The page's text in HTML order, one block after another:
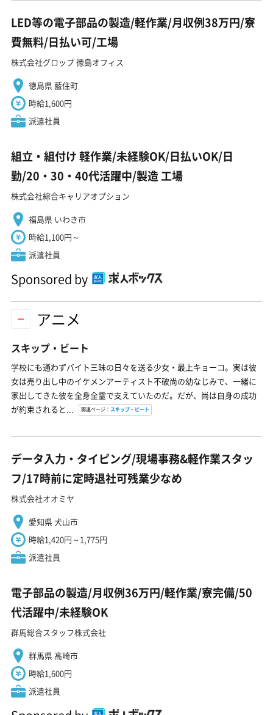
LED等の電子部品の製造/軽作業/月収例38万円/寮
費無料/日払い可/工場
株式会社グロップ 徳島オフィス
徳島県 藍住町
時給1,600円
派遣社員
組立・組付け 軽作業/未経験OK/日払いOK/日
勤/20・30・40代活躍中/製造 工場
株式会社綜合キャリアオプション
福島県 いわき市
時給1,100円～
派遣社員
Sponsored by
アニメ
スキップ・ビート
学校にも通わずバイト三昧の日々を送る少女・最上キョーコ。実は彼
女は売り出し中のイケメンアーティスト不破尚の幼なじみで、一緒に
家出してきた彼を全身全霊で支えていたのだ。だが、尚は自身の成功
が約束されると...
関連ページ： スキップ・ビート
データ入力・タイピング/現場事務&軽作業スタッ
フ/17時前に定時退社可残業少なめ
株式会社オオミヤ
愛知県 犬山市
時給1,420円～1,775円
派遣社員
電子部品の製造/月収例36万円/軽作業/寮完備/50
代活躍中/未経験OK
群馬総合スタッフ株式会社
群馬県 高崎市
時給1,600円
派遣社員